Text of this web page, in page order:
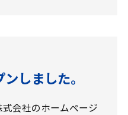
しました。
会社のホームページ